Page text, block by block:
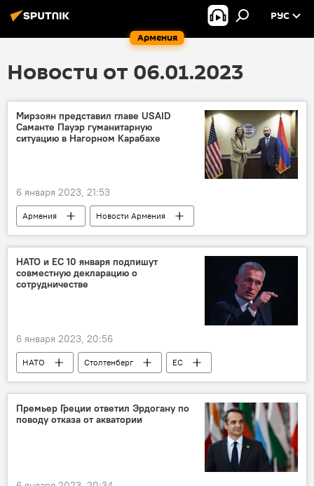
Армения
РУС
Новости от 06.01.2023
Мирзоян представил главе USAID
Саманте Пауэр гуманитарную
ситуацию в Нагорном Карабахе
6 января 2023, 21:53
Армения
Новости Армения
Нагорный Карабах
США
МИД
Арарат Мирзоян
Саманта Пауэр
НАТО и ЕС 10 января подпишут
совместную декларацию о
сотрудничестве
6 января 2023, 20:56
НАТО Столтенберг ЕС
Премьер Греции ответил Эрдогану по
поводу отказа от акватории